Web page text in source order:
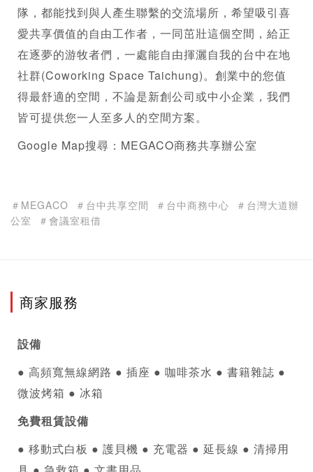
隊，都能找到與人產生聯繫的交流場所，希望吸引喜
愛共享價值的自由工作者，一同茁壯這個空間，給正
在逐夢的游牧者們，一處能自由揮灑自我的台中在地
社群(Coworking Space Taichung)。創業中的您值
得最舒適的空間，不論是新創公司或中小企業，我們
皆可提供您一人至多人的空間方案。
Google Map搜尋：MEGACO商務共享辦公室
＃MEGACO ＃台中共享空間 ＃台中商務中心
＃台灣大道辦
公室
＃會議室租借
商家服務
設備
● 高頻寬無線網路 ● 插座 ● 咖啡茶水 ● 書籍雜誌 ●
微波烤箱 ● 冰箱
免費租賃設備
● 移動式白板 ● 護貝機 ● 充電器 ● 延長線 ● 清掃用